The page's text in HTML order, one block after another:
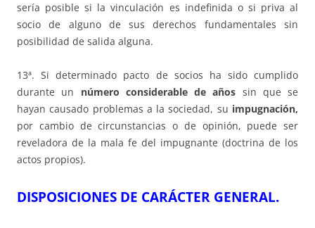
sería posible si la vinculación es indefinida o si priva al
socio de alguno de sus derechos fundamentales sin
posibilidad de salida alguna.
13ª. Si determinado pacto de socios ha sido cumplido
durante un número considerable de años sin que se
hayan causado problemas a la sociedad, su impugnación,
por cambio de circunstancias o de opinión, puede ser
reveladora de la mala fe del impugnante (doctrina de los
actos propios).
DISPOSICIONES DE CARÁCTER GENERAL.